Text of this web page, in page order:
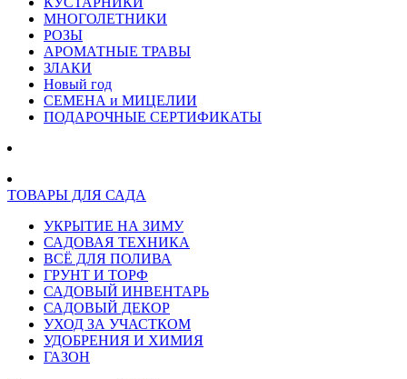
МНОГОЛЕТНИКИ
РОЗЫ
АРОМАТНЫЕ ТРАВЫ
ЗЛАКИ
Новый год
СЕМЕНА и МИЦЕЛИИ
ПОДАРОЧНЫЕ СЕРТИФИКАТЫ
ТОВАРЫ ДЛЯ САДА
УКРЫТИЕ НА ЗИМУ
САДОВАЯ ТЕХНИКА
ВСЁ ДЛЯ ПОЛИВА
ГРУНТ И ТОРФ
САДОВЫЙ ИНВЕНТАРЬ
САДОВЫЙ ДЕКОР
УХОД ЗА УЧАСТКОМ
УДОБРЕНИЯ И ХИМИЯ
ГАЗОН